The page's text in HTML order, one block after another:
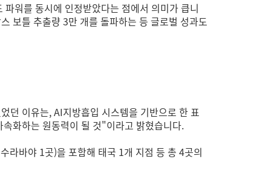
파워를 동시에 인정받았다는 점에서 의미가 큽니
보틀 추출량 3만 개를 돌파하는 등 글로벌 성과도
던 이유는, AI지방흡입 시스템을 기반으로 한 표
화하는 원동력이 될 것"이라고 밝혔습니다.
바야 1곳)을 포함해 태국 1개 지점 등 총 4곳의